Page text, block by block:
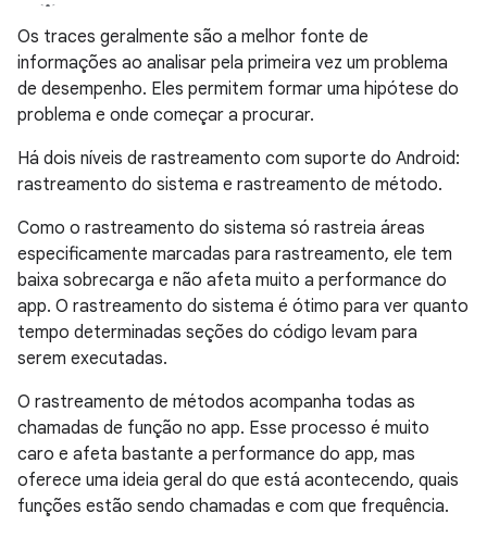
Os traces geralmente são a melhor fonte de
informações ao analisar pela primeira vez um problema
de desempenho. Eles permitem formar uma hipótese do
problema e onde começar a procurar.
Há dois níveis de rastreamento com suporte do Android:
rastreamento do sistema e rastreamento de método.
Como o rastreamento do sistema só rastreia áreas
especificamente marcadas para rastreamento, ele tem
baixa sobrecarga e não afeta muito a performance do
app. O rastreamento do sistema é ótimo para ver quanto
tempo determinadas seções do código levam para
serem executadas.
O rastreamento de métodos acompanha todas as
chamadas de função no app. Esse processo é muito
caro e afeta bastante a performance do app, mas
oferece uma ideia geral do que está acontecendo, quais
funções estão sendo chamadas e com que frequência.